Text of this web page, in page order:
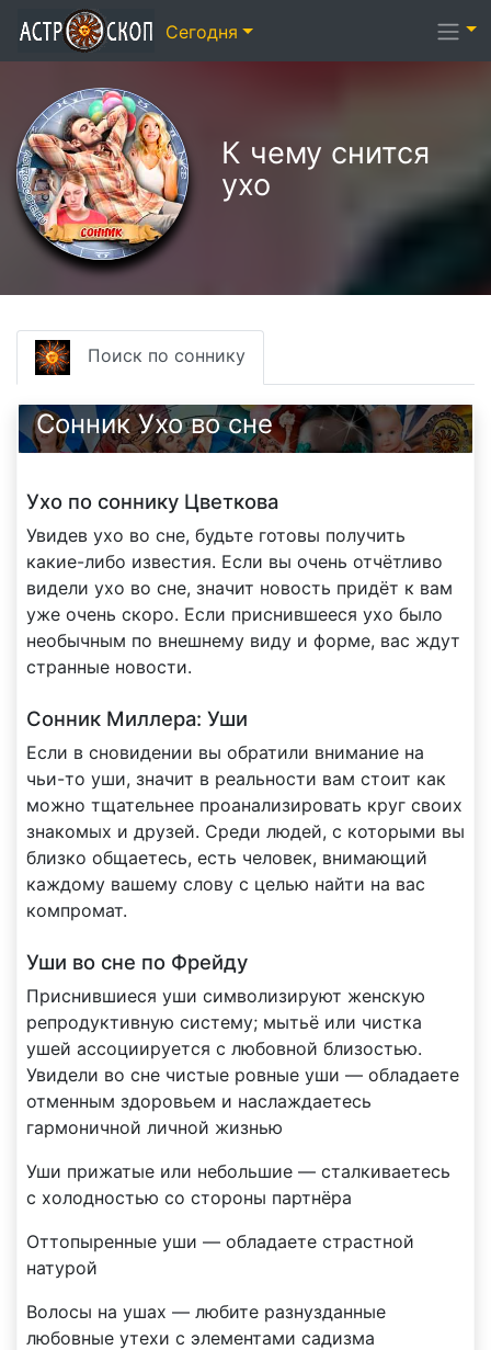
К чему снится
ухо
Поиск по соннику
Сонник Ухо во сне
Ухо по соннику Цветкова
Увидев ухо во сне, будьте готовы получить
какие-либо известия. Если вы очень отчётливо
видели ухо во сне, значит новость придёт к вам
уже очень скоро. Если приснившееся ухо было
необычным по внешнему виду и форме, вас ждут
странные новости.
Сонник Миллера: Уши
Если в сновидении вы обратили внимание на
чьи-то уши, значит в реальности вам стоит как
можно тщательнее проанализировать круг своих
знакомых и друзей. Среди людей, с которыми вы
близко общаетесь, есть человек, внимающий
каждому вашему слову с целью найти на вас
компромат.
Уши во сне по Фрейду
Приснившиеся уши символизируют женскую
репродуктивную систему; мытьё или чистка
ушей ассоциируется с любовной близостью.
Увидели во сне чистые ровные уши — обладаете
отменным здоровьем и наслаждаетесь
гармоничной личной жизнью
Уши прижатые или небольшие — сталкиваетесь
с холодностью со стороны партнёра
Оттопыренные уши — обладаете страстной
натурой
Волосы на ушах — любите разнузданные
любовные утехи с элементами садизма
Сегодня